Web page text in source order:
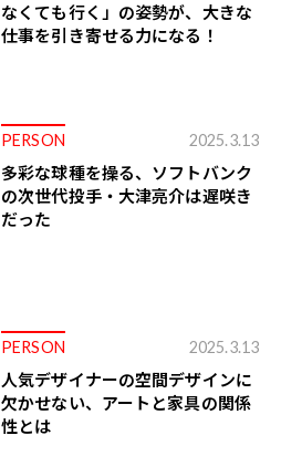
なくても行く」の姿勢が、大きな
仕事を引き寄せる力になる！
PERSON 2025.3.13
多彩な球種を操る、ソフトバンク
の次世代投手・大津亮介は遅咲き
だった
PERSON 2025.3.13
人気デザイナーの空間デザインに
欠かせない、アートと家具の関係
性とは